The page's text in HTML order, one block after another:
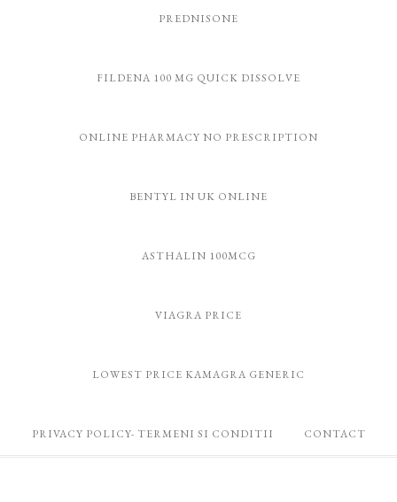
PREDNISONE
FILDENA 100 MG QUICK DISSOLVE
ONLINE PHARMACY NO PRESCRIPTION
BENTYL IN UK ONLINE
ASTHALIN 100MCG
VIAGRA PRICE
LOWEST PRICE KAMAGRA GENERIC
PRIVACY POLICY- TERMENI SI CONDITII CONTACT